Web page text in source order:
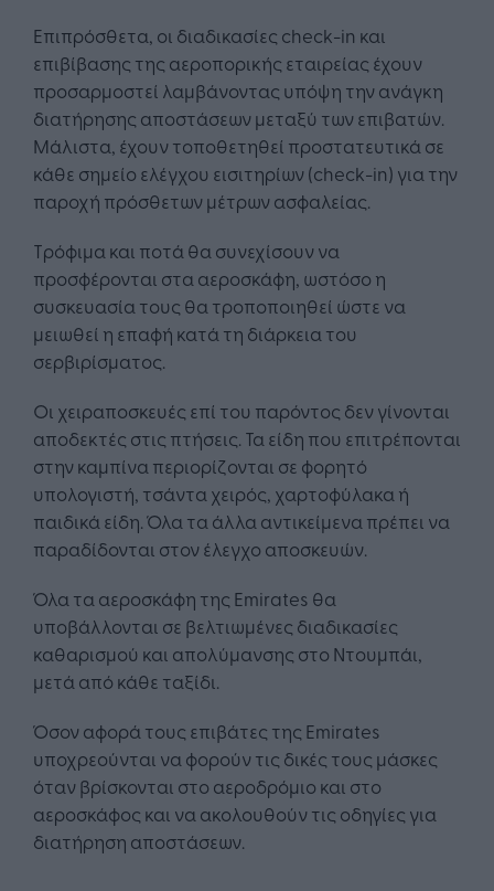
Επιπρόσθετα, οι διαδικασίες check-in και
επιβίβασης της αεροπορικής εταιρείας έχουν
προσαρμοστεί λαμβάνοντας υπόψη την ανάγκη
διατήρησης αποστάσεων μεταξύ των επιβατών.
Μάλιστα, έχουν τοποθετηθεί προστατευτικά σε
κάθε σημείο ελέγχου εισιτηρίων (check-in) για την
παροχή πρόσθετων μέτρων ασφαλείας.
Τρόφιμα και ποτά θα συνεχίσουν να
προσφέρονται στα αεροσκάφη, ωστόσο η
συσκευασία τους θα τροποποιηθεί ώστε να
μειωθεί η επαφή κατά τη διάρκεια του
σερβιρίσματος.
Οι χειραποσκευές επί του παρόντος δεν γίνονται
αποδεκτές στις πτήσεις. Τα είδη που επιτρέπονται
στην καμπίνα περιορίζονται σε φορητό
υπολογιστή, τσάντα χειρός, χαρτοφύλακα ή
παιδικά είδη. Όλα τα άλλα αντικείμενα πρέπει να
παραδίδονται στον έλεγχο αποσκευών.
Όλα τα αεροσκάφη της Emirates θα
υποβάλλονται σε βελτιωμένες διαδικασίες
καθαρισμού και απολύμανσης στο Ντουμπάι,
μετά από κάθε ταξίδι.
Όσον αφορά τους επιβάτες της Emirates
υποχρεούνται να φορούν τις δικές τους μάσκες
όταν βρίσκονται στο αεροδρόμιο και στο
αεροσκάφος και να ακολουθούν τις οδηγίες για
διατήρηση αποστάσεων.